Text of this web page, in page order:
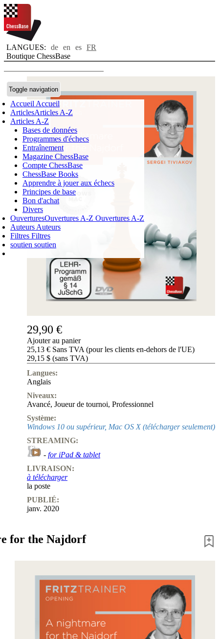
LANGUES: de en es FR
Boutique ChessBase
Toggle navigation
Accueil Accueil
ArticlesArticles A-Z
Articles A-Z
Bases de données
Programmes d'échecs
Entraînement
Magazine ChessBase
Compte ChessBase
ChessBase Books
Apprendre à jouer aux échecs
Principes de base
Bon d'achat
Divers
OuverturesOuvertures A-Z Ouvertures A-Z
Auteurs Auteurs
Filtres Filtres
soutien soutien
Login
ARTICLE
0,00 €
✔
29,90 €
Ajouter au panier
25,13 € Sans TVA (pour les clients en-dehors de l'UE)
29,15 $ (sans TVA)
Langues:
Anglais
Niveaux:
Avancé, Joueur de tournoi, Professionnel
Système:
Windows 10 ou supérieur, Mac OS X (télécharger seulement)
STREAMING:
- for iPad & tablet
LIVRAISON:
à télécharger
la poste
PUBLIÉ:
janv. 2020
for the Najdorf